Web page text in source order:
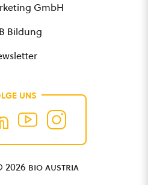
GmbH
Bildung
UNS
2026 bio austria